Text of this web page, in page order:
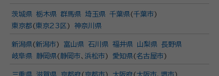
茨城県 栃木県 群馬県 埼玉県 千葉県(千葉市)
東京都 ( 東京23区 ) 神奈川県
新潟県(新潟市) 富山県 石川県 福井県 山梨県 長野県
岐阜県
静岡県( 静岡市、 浜松市) 愛知県( 名古屋市)